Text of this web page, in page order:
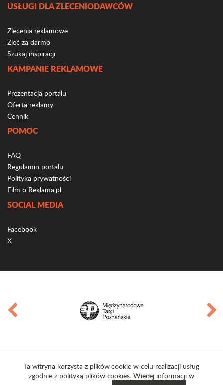
USŁUGI DLA ZLECENIODAWCÓW
Zlecenia reklamowe
Zleć za darmo
Szukaj inspiracji
KAMPANIE REKLAMOWE
Prezentacja portalu
Oferta reklamy
Cennik
POMOC
FAQ
Regulamin portalu
Polityka prywatności
Film o Reklama.pl
SOCIAL MEDIA
Facebook
X
Ta witryna korzysta z plików cookie w celu realizacji usług
zgodnie z polityką plików cookies. Więcej informacji w